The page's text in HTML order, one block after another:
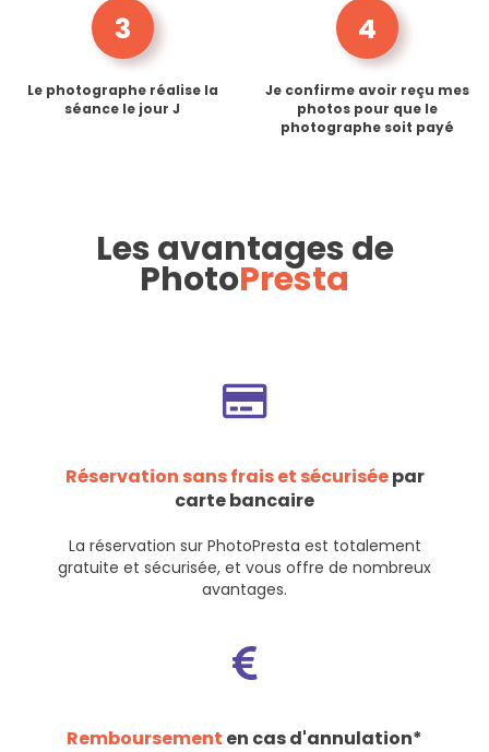
3
Le photographe réalise la
séance le jour J
4
Je confirme avoir reçu mes
photos pour que le
photographe soit payé
Les avantages de
PhotoPresta
Réservation sans frais et sécuriséepar
carte bancaire
La réservation sur PhotoPresta est totalement
gratuite et sécurisée, et vous offre de nombreux
avantages.
Remboursement en cas d'annulation*